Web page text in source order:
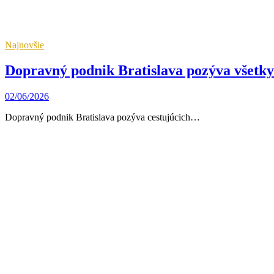
Najnovšie
Dopravný podnik Bratislava pozýva
02/06/2026
Dopravný podnik Bratislava pozýva cestujúcich…